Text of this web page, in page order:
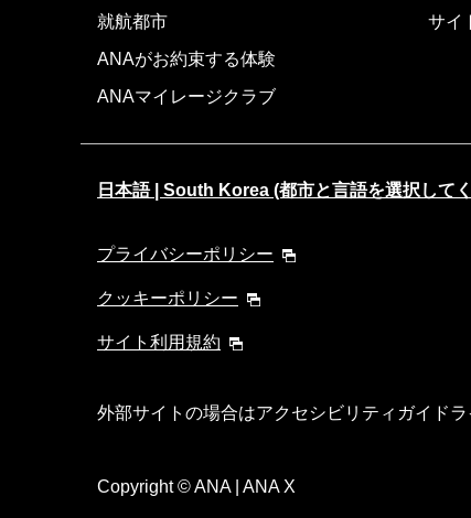
就航都市
ANAがお約束する体験
ANAマイレージクラブ
サイ
日本語 | South Korea (都市と言語を選択して
プライバシーポリシー
クッキーポリシー
サイト利用規約
外部サイトの場合はアクセシビリティガイド
Copyright© ANA | ANA X